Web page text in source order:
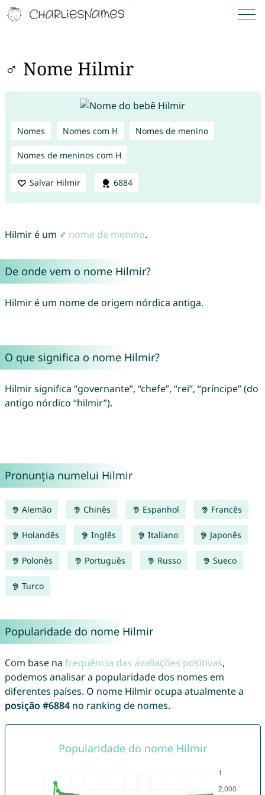
♂ Nome Hilmir
Nomes Nomes com H Nomes de menino
Nomes de meninos com H
Salvar Hilmir 6884
Hilmir é um ♂ nome de menino.
De onde vem o nome Hilmir?
Hilmir é um nome de origem nórdica antiga.
O que significa o nome Hilmir?
Hilmir significa “governante”, “chefe”, “rei”, “príncipe” (do
antigo nórdico “hilmir”).
Pronunția numelui Hilmir
Alemão Chinês Espanhol Francês
Holandês Inglês Italiano Japonês
Polonês Português Russo Sueco
Turco
Popularidade do nome Hilmir
Com base na frequência das avaliações positivas,
podemos analisar a popularidade dos nomes em
diferentes países. O nome Hilmir ocupa atualmente a
posição #6884no ranking de nomes.